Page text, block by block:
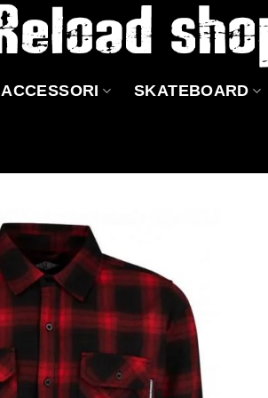
ACCESSORI SKATEBOARD
desideri